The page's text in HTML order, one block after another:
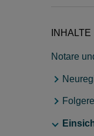
INHALTE
Notare